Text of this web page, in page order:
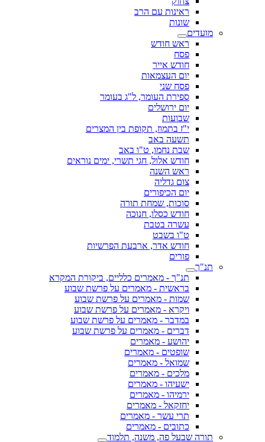
ראינות עם הרב
שונות
מועדים
ראש חודש
פסח
חודש אייר
יום העצמאות
פסח שני
ספירת העומר, ל"ג בעומר
יום ירושלים
שבועות
י"ז בתמוז, תקופת בין המצרים
תשעה באב
שבת נחמו, ט"ו באב
חודש אלול, חגי תשרי, ימים נוראים
ראש השנה
צום גדליה
יום הכיפורים
סוכות, שמחת תורה
חודש כסלו, חנוכה
עשרה בטבת
ט"ו בשבט
חודש אדר, ארבעת הפרשיות
פורים
תנ"ך
תנ"ך - מאמרים כלליים, ביקורת המקרא
בראשית - מאמרים על פרשת שבוע
שמות - מאמרים על פרשת שבוע
ויקרא - מאמרים על פרשת שבוע
במדבר - מאמרים על פרשת שבוע
דברים - מאמרים על פרשת שבוע
יהושע - מאמרים
שופטים - מאמרים
שמואל - מאמרים
מלכים - מאמרים
ישעיהו - מאמרים
ירמיהו - מאמרים
יחזקאל - מאמרים
תרי עשר - מאמרים
כתובים - מאמרים
תורה שבעל פה, משנה, תלמוד